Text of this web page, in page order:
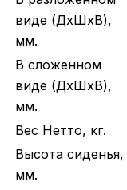
виде (ДхШхВ),
мм.
В сложенном
виде (ДхШхВ),
мм.
Вес Нетто, кг.
Высота сиденья,
мм.